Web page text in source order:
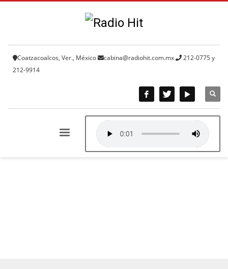
Coatzacoalcos, Ver., México cabina@radiohit.com.mx
212-0775 y
212-9914